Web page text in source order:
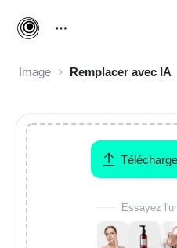
Image Remplacer avec IA
Essayez